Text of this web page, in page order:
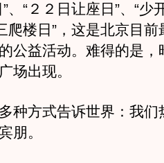
“２２日让座日”、“少
爬楼日”，这是北京目
公益活动。难得的是
场出现。
方式告诉世界：我们
朋。